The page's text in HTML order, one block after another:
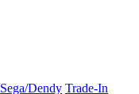
Sega/Dendy Trade-In